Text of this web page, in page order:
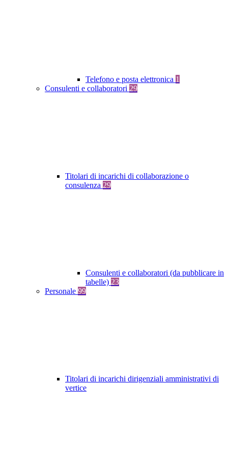
Telefono e posta elettronica 1
Consulenti e collaboratori 29
Titolari di incarichi di collaborazione o
consulenza 29
Consulenti e collaboratori (da pubblicare in
tabelle) 23
Personale 99
Titolari di incarichi dirigenziali amministrativi di
vertice